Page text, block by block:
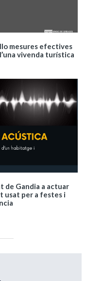
mesures efectives
vivenda turística
de Gandia a actuar
usat per a festes i